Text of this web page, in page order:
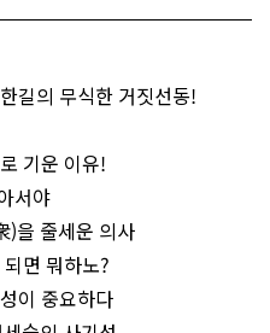
길의 무식한 거짓선동!
기운 이유!
서야
)을 줄세운 의사
면 뭐하노?
이 중요하다